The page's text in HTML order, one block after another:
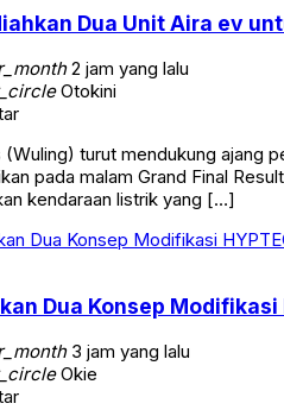
Dua Unit Aira ev
2 jam yang lalu
Otokini
turut mendukung ajang
pada malam Grand Final
kendaraan listrik yang […]
Dua Konsep
3 jam yang lalu
Okie